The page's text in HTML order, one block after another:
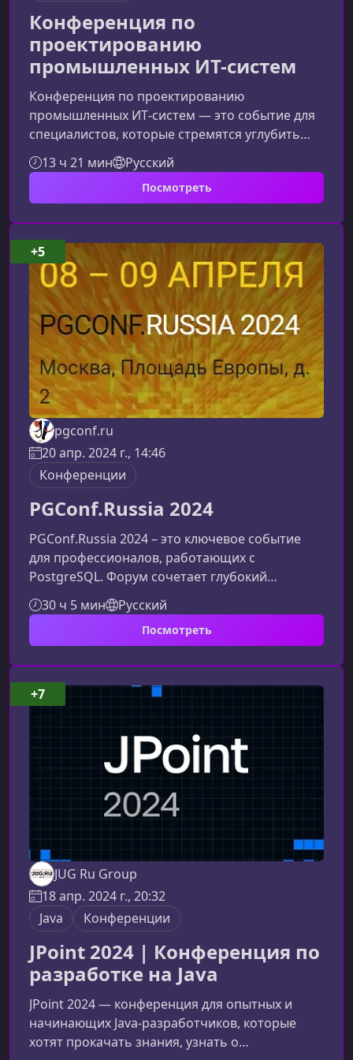
Конференция по
проектированию
промышленных ИТ-систем
Конференция по проектированию
промышленных ИТ‑систем — это событие для
специалистов, которые стремятся углубить
компетенции в проектировании, архитектуре
и развитии сложных ИТ‑решений.
Мероприятие объединяет практиков,
обсудить ключевые вызовы отрасли,
обменяться опытом и рассмотреть передовые
подходы к созданию современных цифровых
систем.О чём эта конференцияСовременная
ИТ‑сфера развивается стремительными
13 ч 21 мин Русский
Посмотреть
pgconf.ru
20 апр. 2024 г., 14:46
Конференции
PGConf.Russia 2024
PGConf.Russia 2024 – это ключевое событие
для профессионалов, работающих с
PostgreSQL. Форум сочетает глубокий
технический контент, живое общение и
практический опыт, что делает его ценной
площадкой как для опытных специалистов, так
Postgres.Что представляет собой
PGConf.Russia 2024Форум традиционно
собирает более 900 участников из разных
администраторов
30 ч 5 мин Русский
Посмотреть
+5
JUG Ru Group
18 апр. 2024 г., 20:32
Java
Конференции
JPoint 2024 | Конференция по
разработке на Java
JPoint 2024 — конференция для опытных и
начинающих Java‑разработчиков, которые
хотят прокачать знания, узнать о
+7